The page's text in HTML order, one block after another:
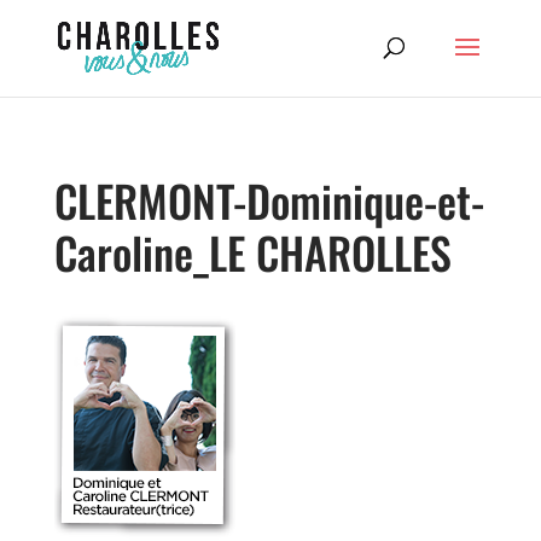
CLERMONT-Dominique-et-
Caroline_LE CHAROLLES